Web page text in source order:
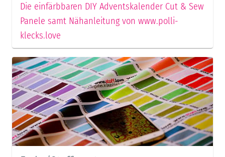
Die einfärbbaren DIY Adventskalender Cut & Sew
Panele samt Nähanleitung von www.polli-
klecks.love